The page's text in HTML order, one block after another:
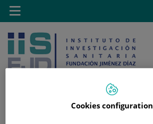
Jump to content
Toggle
navigation
Cookies configuration